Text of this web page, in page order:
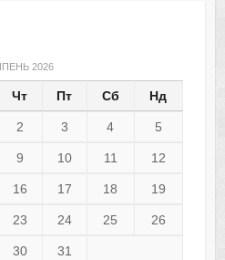
2026
Чт Пт Сб Нд
2 3 4 5
9 10 11 12
16 17 18 19
23 24 25 26
30
31